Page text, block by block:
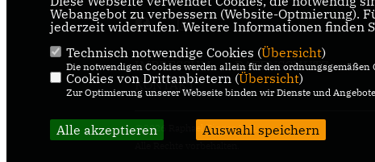
IMPRESSUM
DATENSCHUTZ
KONTAKT
@2026 Raphael Tigges MdL
Webangebot zu verbessern (Website-
jederzeit widerrufen. Weitere Informationen finden
Technisch notwendige Cookies (Übersicht)
Die notwendigen Cookies werden allein für den ordnungsgemäßen
Cookies von Drittanbietern (Übersicht)
Zur Optimierung unserer Webseite binden wir Dienste und
Alle akzeptieren Auswahl speichern